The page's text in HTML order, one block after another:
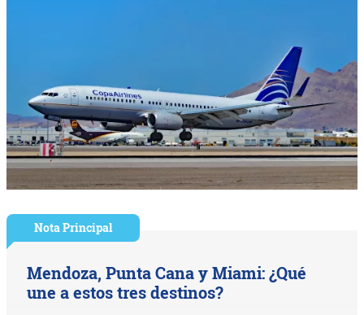
Nota Principal
Mendoza, Punta Cana y Miami: ¿Qué
une a estos tres destinos?